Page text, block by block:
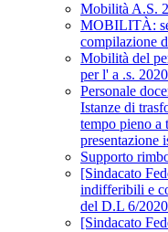
Mobilità A.S.
MOBILITÀ:
compilazione
Mobilità del
per l' a .s.
Personale
Istanze di
tempo pieno a
presentazione
Supporto
[Sindacato
indifferibili e
del D.L 6/
[Sindacato